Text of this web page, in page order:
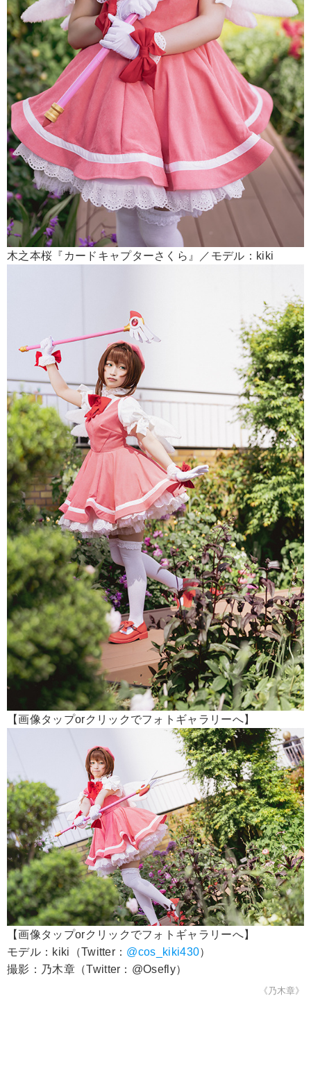
木之本桜『カードキャプターさくら』／モデル：kiki
【画像タップorクリックでフォトギャラリーへ】
【画像タップorクリックでフォトギャラリーへ】
モデル：kiki（Twitter： @cos_kiki430）
撮影：乃木章（Twitter：@Osefly）
《乃木章》